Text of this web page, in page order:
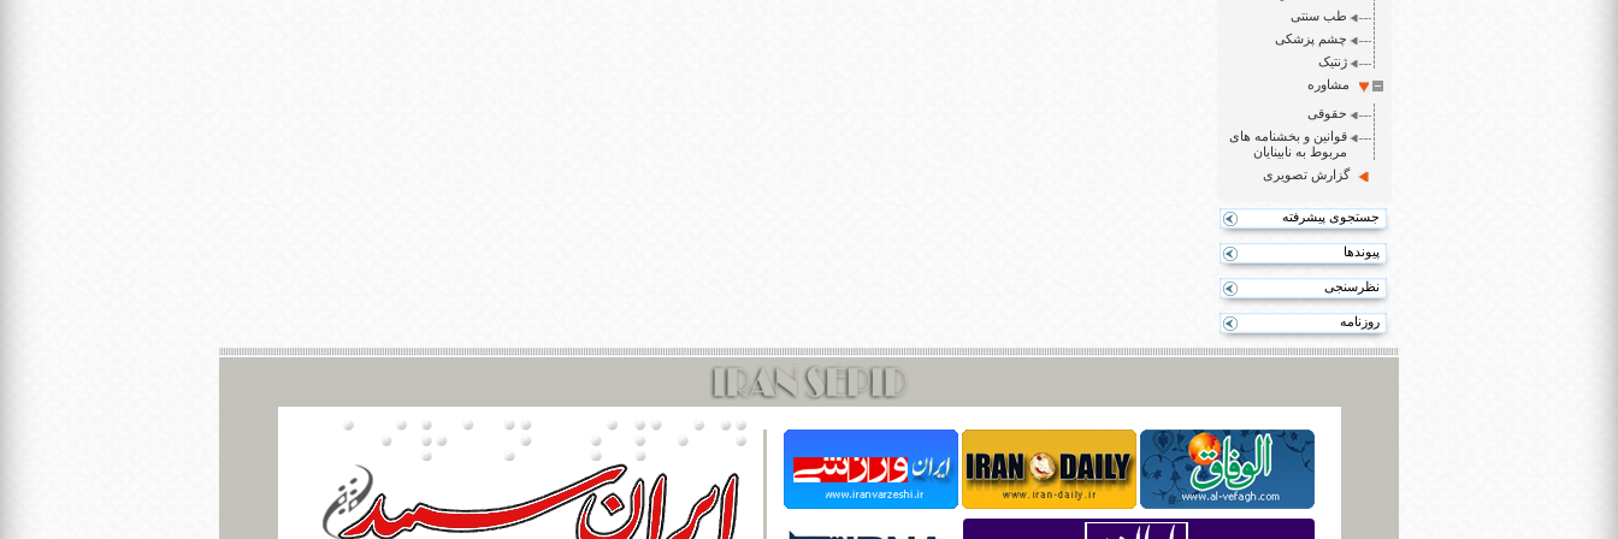
طب سنتی
چشم پزشکی
ژنتیک
مشاوره
حقوقی
قوانین و بخشنامه های
مربوط به نابینایان
گزارش تصویری
جستجوی پیشرفته
پیوندها
نظرسنجی
روزنامه